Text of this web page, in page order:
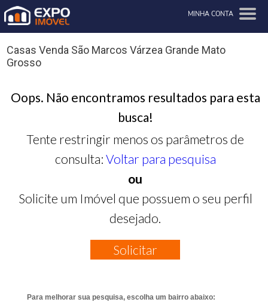
MINHA CONTA
Casas Venda São Marcos Várzea Grande Mato
Grosso
Oops. Não encontramos resultados para esta
busca!
Tente restringir menos os parâmetros de
consulta: Voltar para pesquisa
ou
Solicite um Imóvel que possuem o seu perfil
desejado.
Solicitar
Para melhorar sua pesquisa, escolha um bairro abaixo: